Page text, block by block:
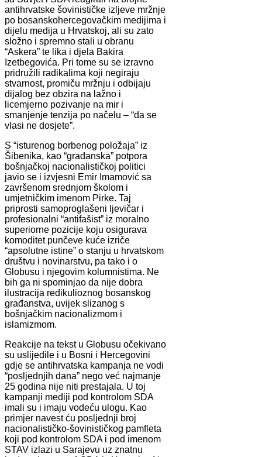
antihrvatske šovinističke izljeve mržnje
po bosanskohercegovačkim medijima i
dijelu medija u Hrvatskoj, ali su zato
složno i spremno stali u obranu
“Askera” te lika i djela Bakira
Izetbegovića. Pri tome su se izravno
pridružili radikalima koji negiraju
stvarnost, promiču mržnju i odbijaju
dijalog bez obzira na lažno i
licemjerno pozivanje na mir i
smanjenje tenzija po načelu – “da se
vlasi ne dosjete”.
S “isturenog borbenog položaja” iz
Šibenika, kao “građanska” potpora
bošnjačkoj nacionalističkoj politici
javio se i izvjesni Emir Imamović sa
završenom srednjom školom i
umjetničkim imenom Pirke. Taj
priprosti samoproglašeni ljevičar i
profesionalni “antifašist” iz moralno
superiorne pozicije koju osigurava
komoditet punčeve kuće izriče
“apsolutne istine” o stanju u hrvatskom
društvu i novinarstvu, pa tako i o
Globusu i njegovim kolumnistima. Ne
bih ga ni spominjao da nije dobra
ilustracija redikulioznog bosanskog
građanstva, uvijek slizanog s
bošnjačkim nacionalizmom i
islamizmom.
Reakcije na tekst u Globusu očekivano
su uslijedile i u Bosni i Hercegovini
gdje se antihrvatska kampanja ne vodi
“posljednjih dana” nego već najmanje
25 godina nije niti prestajala. U toj
kampanji mediji pod kontrolom SDA
imali su i imaju vodeću ulogu. Kao
primjer navest ću posljednji broj
nacionalističko-šovinističkog pamfleta
koji pod kontrolom SDA i pod imenom
STAV izlazi u Sarajevu uz znatnu